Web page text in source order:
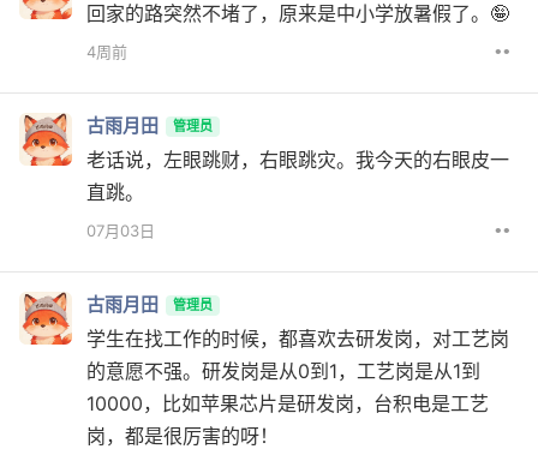
回家的路突然不堵了，原来是中小学放暑假了。🤪
4周前 ••
古雨月田 管理员
老话说，左眼跳财，右眼跳灾。我今天的右眼皮一
直跳。
07月03日 ••
古雨月田 管理员
学生在找工作的时候，都喜欢去研发岗，对工艺岗
的意愿不强。研发岗是从0到1，工艺岗是从1到
10000，比如苹果芯片是研发岗，台积电是工艺
岗，都是很厉害的呀！